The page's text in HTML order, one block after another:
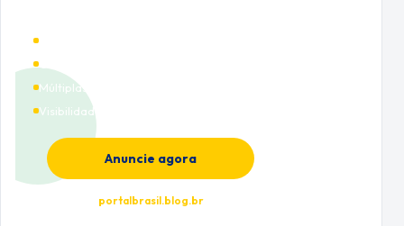
Cobertura nacional
Múltiplas categorias
Visibilidade premium
Anuncie agora
portalbrasil.blog.br